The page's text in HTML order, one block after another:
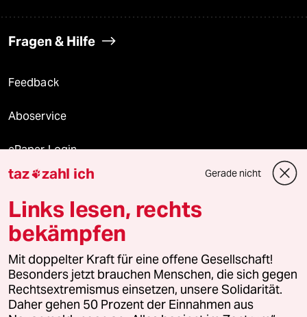
Fragen & Hilfe
Feedback
Aboservice
ePaper Login
Downloads für Abonnierende
© 2026 taz Verlags und Vertriebs GmbH
Alle Rechte vorbehalten. Bei rechtlichen Fragen oder für Genehmigungen
wenden Sie sich bitte an
lizenzen@taz.de
Feedback Redaktionsstatut Kommune-Richtlinien
taz zahl ich Gerade nicht
Links lesen, rechts
bekämpfen
Mit doppelter Kraft für eine offene Gesellschaft!
Besonders jetzt brauchen Menschen, die sich gegen
Rechtsextremismus einsetzen, unsere Solidarität.
Daher gehen 50 Prozent der Einnahmen aus